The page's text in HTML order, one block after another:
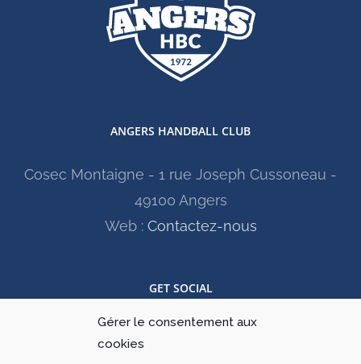
Gérer le consentement aux
cookies
ANGERS HANDBALL CLUB
Cosec Montaigne - 1 rue Joseph Cussoneau -
49100 Angers
Web : Contactez-nous
GET SOCIAL